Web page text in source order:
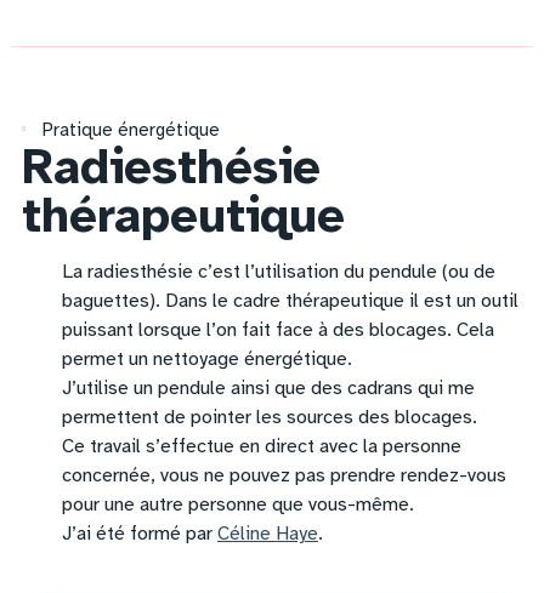
Pratique énergétique
Radiesthésie
thérapeutique
La radiesthésie c’est l’utilisation du pendule (ou de
baguettes). Dans le cadre thérapeutique il est un outil
puissant lorsque l’on fait face à des blocages. Cela
permet un nettoyage énergétique.
J’utilise un pendule ainsi que des cadrans qui me
permettent de pointer les sources des blocages.
Ce travail s’effectue en direct avec la personne
concernée, vous ne pouvez pas prendre rendez-vous
pour une autre personne que vous-même.
J’ai été formé par Céline Haye.